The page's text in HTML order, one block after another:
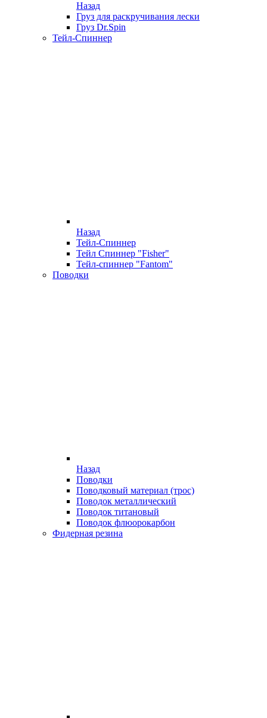
Назад
Груз для раскручивания лески
Груз Dr.Spin
Тейл-Спиннер
Назад
Тейл-Спиннер
Тейл Спиннер "Fisher"
Тейл-спиннер "Fantom"
Поводки
Назад
Поводки
Поводковый материал (трос)
Поводок металлический
Поводок титановый
Поводок флюорокарбон
Фидерная резина